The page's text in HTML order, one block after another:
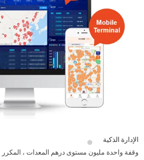
الإدارة الذكية
وقفة واحدة مليون مستوى درهم المعدات ،